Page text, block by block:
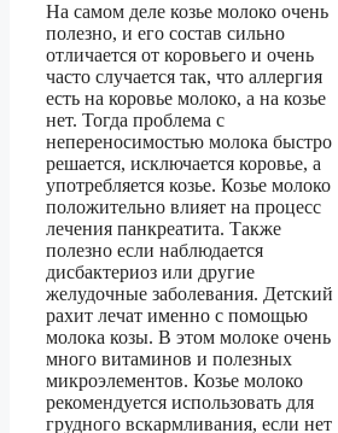
На самом деле козье молоко очень
полезно, и его состав сильно
отличается от коровьего и очень
часто случается так, что аллергия
есть на коровье молоко, а на козье
нет. Тогда проблема с
непереносимостью молока быстро
решается, исключается коровье, а
употребляется козье. Козье молоко
положительно влияет на процесс
лечения панкреатита. Также
полезно если наблюдается
дисбактериоз или другие
желудочные заболевания. Детский
рахит лечат именно с помощью
молока козы. В этом молоке очень
много витаминов и полезных
микроэлементов. Козье молоко
рекомендуется использовать для
грудного вскармливания, если нет